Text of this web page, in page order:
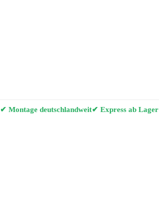
✔ Montage deutschlandweit✔ Express ab Lager